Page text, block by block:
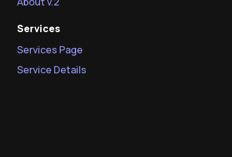
Services
Services Page
Service Details